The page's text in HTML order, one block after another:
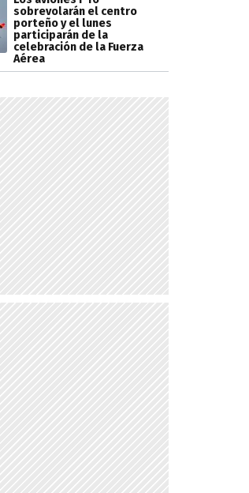
sobrevolarán el centro
porteño y el lunes
participarán de la
celebración de la Fuerza
Aérea